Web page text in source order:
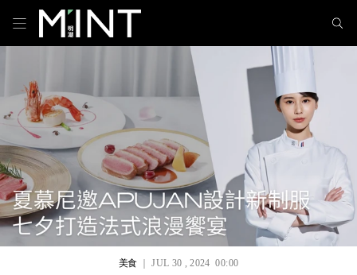
美食｜ JUL 30 , 2024 00:00